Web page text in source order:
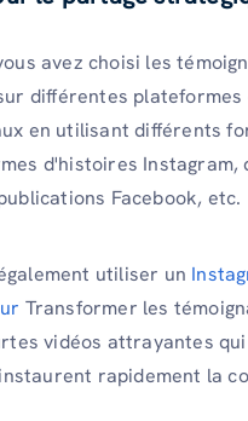
avez choisi les
différentes plateformes
en utilisant différents
d'histoires Instagram,
Facebook, etc.
utiliser un
Transformer les
vidéos attrayantes
rapidement la